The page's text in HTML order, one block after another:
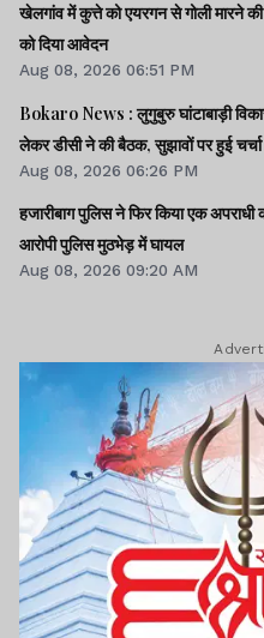
खेलगांव में कुत्ते को एयरगन से गोली मारने
को दिया आवेदन
Aug 08, 2026 06:51 PM
Bokaro News : लुगुबुरु घांटाबाड़ी
लेकर डीसी ने की बैठक, सुझावों पर हुई चर्चा
Aug 08, 2026 06:26 PM
हजारीबाग पुलिस ने फिर किया एक
आरोपी पुलिस मुठभेड़ में घायल
Aug 08, 2026 09:20 AM